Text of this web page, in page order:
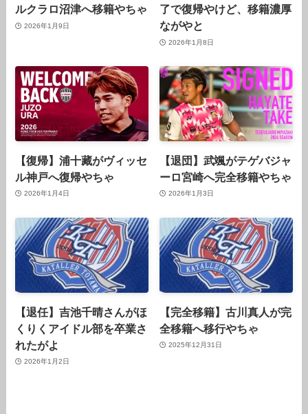
ルクラロ沼津へ移籍やちゃ
2026年1月9日
了で復帰やけど、移籍濃厚
ながやと
2026年1月8日
【復帰】浦十藏がヴィッセ
ル神戸へ復帰やちゃ
2026年1月4日
【退団】武颯がテゲバジャ
ーロ宮崎へ完全移籍やちゃ
2026年1月3日
【退任】吉池千晴さんがほ
くりくアイドル部を卒業さ
れたがよ
2026年1月2日
【完全移籍】古川真人が完
全移籍へ移行やちゃ
2025年12月31日